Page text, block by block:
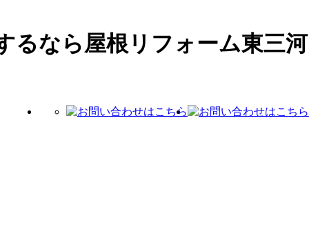
るなら屋根リフォーム東三河